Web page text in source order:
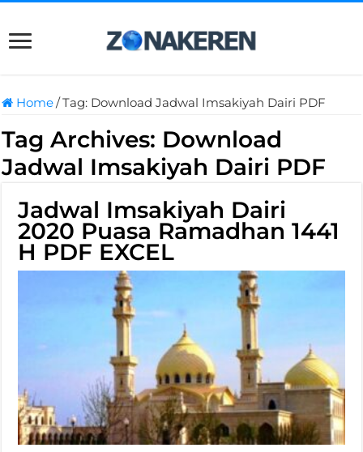
Home/Tag: Download Jadwal Imsakiyah Dairi PDF
Tag Archives: Download
Jadwal Imsakiyah Dairi PDF
Jadwal Imsakiyah Dairi
2020 Puasa Ramadhan 1441
H PDF EXCEL